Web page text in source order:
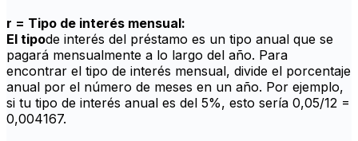
r = Tipo de interés mensual:
El tipode interés del préstamo es un tipo anual que se
pagará mensualmente a lo largo del año. Para
encontrar el tipo de interés mensual, divide el porcentaje
anual por el número de meses en un año. Por ejemplo,
si tu tipo de interés anual es del 5%, esto sería 0,05/12 =
0,004167.